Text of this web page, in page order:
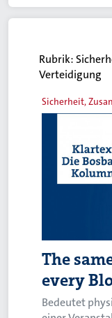
Rubrik:
Verteidigung
Sicherheit,
The
every
Bedeutet